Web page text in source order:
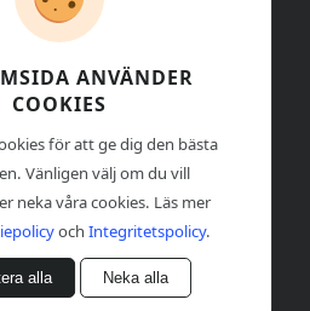
ANVÄNDER
COOKIES
för att ge dig den bästa
Vänligen välj om du vill
neka våra cookies. Läs mer
ochIntegritetspolicy.
alla Neka alla